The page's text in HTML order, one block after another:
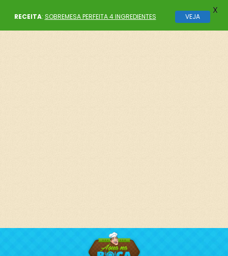
RECEITA: SOBREMESA PERFEITA 4 INGREDIENTES VEJA
X